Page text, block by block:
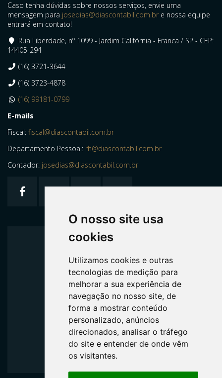
O nosso site usa
cookies
Utilizamos cookies e outras
tecnologias de medição para
melhorar a sua experiência de
navegação no nosso site, de
forma a mostrar conteúdo
personalizado, anúncios
direcionados, analisar o tráfego
do site e entender de onde vêm
os visitantes.
Caso tenha dúvidas sobre nossos serviços, envie uma
mensagem para josedias@diascontabil.com.br e nossa equipe
entrará em contato!
Rua Liberdade, nº 1099 - Jardim Califórnia - Franca / SP - CEP:
14405-294
(16) 3721-3644
(16) 3723-4878
(16) 99181-0799
E-mails
Fiscal: fiscal@diascontabil.com.br
Departamento Pessoal: rh@diascontabil.com.br
Contador: josedias@diascontabil.com.br
Home
Quem Somos
Serviços
Formulários
Contato